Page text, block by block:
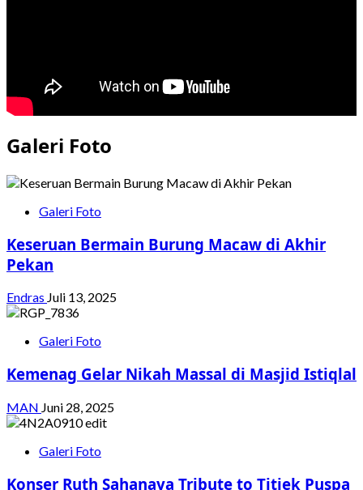
Galeri Foto
Galeri Foto
Keseruan Bermain Burung Macaw di Akhir
Pekan
Endras Juli 13, 2025
Galeri Foto
Kemenag Gelar Nikah Massal di Masjid Istiqlal
MAN Juni 28, 2025
Galeri Foto
Konser Ruth Sahanaya Tribute to Titiek Puspa